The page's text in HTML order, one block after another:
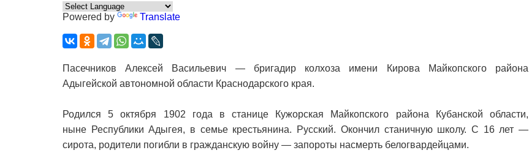
Powered by Translate
Пасечников Алексей Васильевич — бригадир колхоза имени Кирова Майкопского района
Адыгейской автономной области Краснодарского края.
Родился 5 октября 1902 года в станице Кужорская Майкопского района Кубанской области,
ныне Республики Адыгея, в семье крестьянина. Русский. Окончил станичную школу. С 16 лет —
сирота, родители погибли в гражданскую войну — запороты насмерть белогвардейцами.